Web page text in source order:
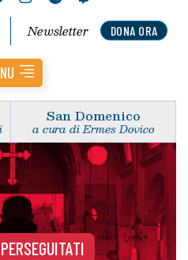
DONA ORA
Newsletter
San Domenico
a cura di Ermes Dovico